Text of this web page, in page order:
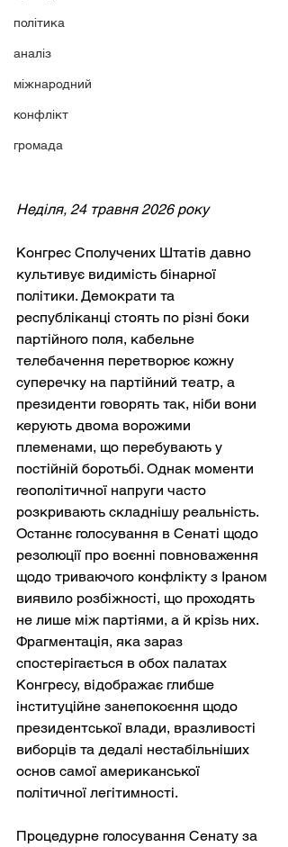
політика
аналіз
міжнародний
конфлікт
громада
Неділя, 24 травня 2026 року
Конгрес Сполучених Штатів давно
культивує видимість бінарної
політики. Демократи та
республіканці стоять по різні боки
партійного поля, кабельне
телебачення перетворює кожну
суперечку на партійний театр, а
президенти говорять так, ніби вони
керують двома ворожими
племенами, що перебувають у
постійній боротьбі. Однак моменти
геополітичної напруги часто
розкривають складнішу реальність.
Останнє голосування в Сенаті щодо
резолюції про воєнні повноваження
щодо триваючого конфлікту з Іраном
виявило розбіжності, що проходять
не лише між партіями, а й крізь них.
Фрагментація, яка зараз
спостерігається в обох палатах
Конгресу, відображає глибше
інституційне занепокоєння щодо
президентської влади, вразливості
виборців та дедалі нестабільніших
основ самої американської
політичної легітимності.
Процедурне голосування Сенату за